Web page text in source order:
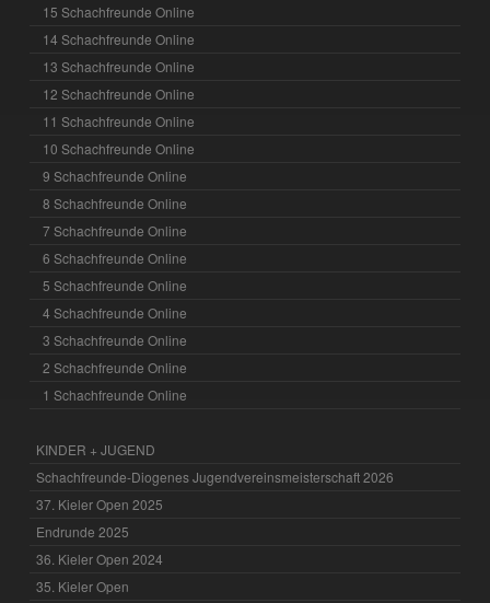
15 Schachfreunde Online
14 Schachfreunde Online
13 Schachfreunde Online
12 Schachfreunde Online
11 Schachfreunde Online
10 Schachfreunde Online
9 Schachfreunde Online
8 Schachfreunde Online
7 Schachfreunde Online
6 Schachfreunde Online
5 Schachfreunde Online
4 Schachfreunde Online
3 Schachfreunde Online
2 Schachfreunde Online
1 Schachfreunde Online
KINDER + JUGEND
Schachfreunde-Diogenes Jugendvereinsmeisterschaft 2026
37. Kieler Open 2025
Endrunde 2025
36. Kieler Open 2024
35. Kieler Open